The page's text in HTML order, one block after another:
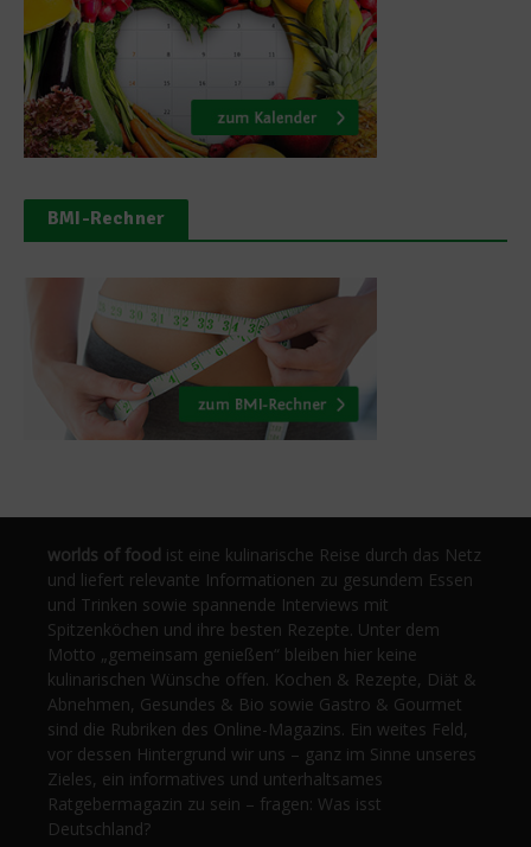
BMI-Rechner
worlds of food ist eine kulinarische Reise durch das Netz
und liefert relevante Informationen zu gesundem Essen
und Trinken sowie spannende Interviews mit
Spitzenköchen und ihre besten Rezepte. Unter dem
Motto „gemeinsam genießen“ bleiben hier keine
kulinarischen Wünsche offen. Kochen & Rezepte, Diät &
Abnehmen, Gesundes & Bio sowie Gastro & Gourmet
sind die Rubriken des Online-Magazins. Ein weites Feld,
vor dessen Hintergrund wir uns – ganz im Sinne unseres
Zieles, ein informatives und unterhaltsames
Ratgebermagazin zu sein – fragen: Was isst
Deutschland?